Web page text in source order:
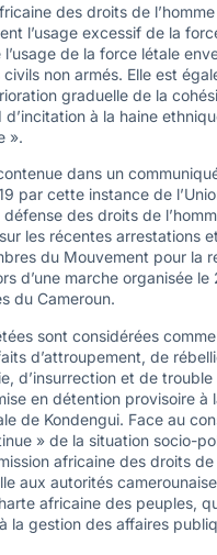
des droits de
l’usage excessif de la
l’usage de la force létale
non armés. Elle est
graduelle de la
à la haine
».
dans un
par cette instance de
des droits de
les récentes arrestations
du Mouvement pour la
d’une marche organisée
du Cameroun.
sont considérées
d’attroupement, de
d’insurrection et de trouble
en détention provisoire à
de Kondengui. Face au
» de la situation socio-
africaine des droits de
aux autorités
africaine des peuples,
la gestion des affaires